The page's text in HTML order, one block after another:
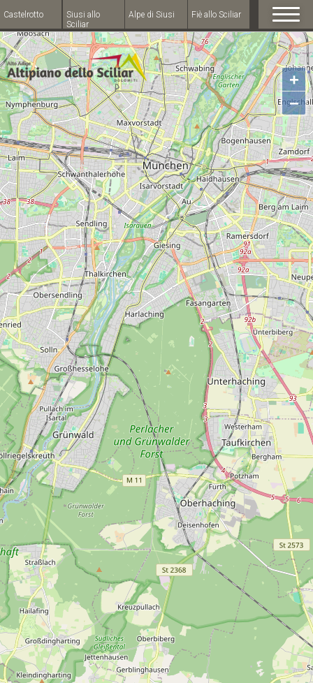
Castelrotto
Siusi allo
Sciliar
Alpe di Siusi Fiè allo Sciliar
+
−